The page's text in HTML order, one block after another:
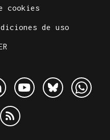
cookies
de uso